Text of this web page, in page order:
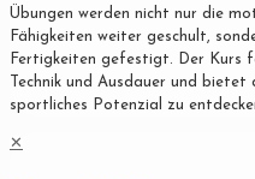
Übungen werden nicht nur die
Fähigkeiten weiter geschult,
Fertigkeiten gefestigt. Der Kurs
Technik und Ausdauer und
sportliches Potenzial zu
✕